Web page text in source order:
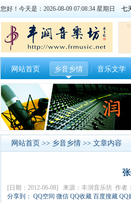
您好！今天是：2026-08-09 07:08:35 星期日
网站首页 乡音乡情 音乐文学
网站首页 >> 乡音乡情 >> 文章内容
[日期：2012-06-08] 来源：丰润音乐坊 作者
分享到： QQ空间 微信 QQ收藏 百度搜藏 QQ